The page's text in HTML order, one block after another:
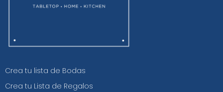
Crea tu lista de Bodas
Crea tu Lista de Regalos